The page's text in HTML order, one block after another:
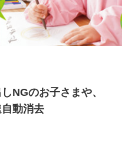
NGのお子さまや、
動消去